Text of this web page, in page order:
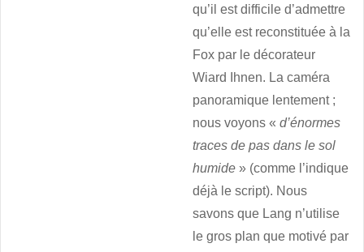
qu’il est difficile d’admettre
qu’elle est reconstituée à la
Fox par le décorateur
Wiard Ihnen. La caméra
panoramique lentement ;
nous voyons « d’énormes
traces de pas dans le sol
humide » (comme l’indique
déjà le script). Nous
savons que Lang n’utilise
le gros plan que motivé par